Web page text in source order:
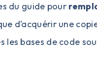
du guide pour
d’acquérir une
bases de code